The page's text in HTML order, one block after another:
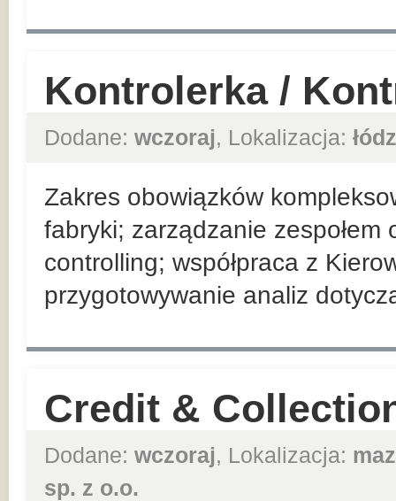
Kontrolerka /
Dodane: wczoraj, Lokalizacja:
Zakres obowiązków
fabryki; zarządzanie
controlling; współpraca z
przygotowywanie analiz
Credit &
Dodane: wczoraj, Lokalizacja:
sp. z o.o.